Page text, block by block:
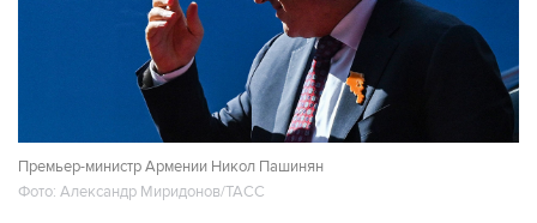
Премьер-министр Армении Никол Пашинян
Фото: Александр Миридонов/ТАСС